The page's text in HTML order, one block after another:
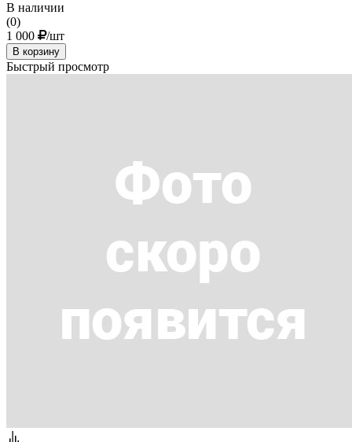
В наличии
(0)
1 000
/шт
В корзину
Быстрый просмотр